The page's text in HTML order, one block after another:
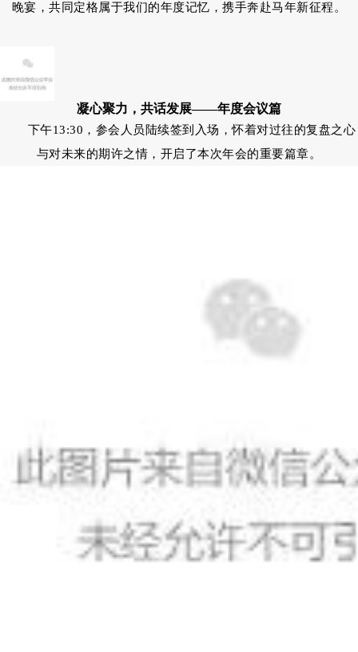
晚宴，共同定格属于我们的年度记忆，携手奔赴马年新征程。
凝心聚力，共话发展——年度会议篇
下午13:30，参会人员陆续签到入场，怀着对过往的复盘之心
与对未来的期许之情，开启了本次年会的重要篇章。